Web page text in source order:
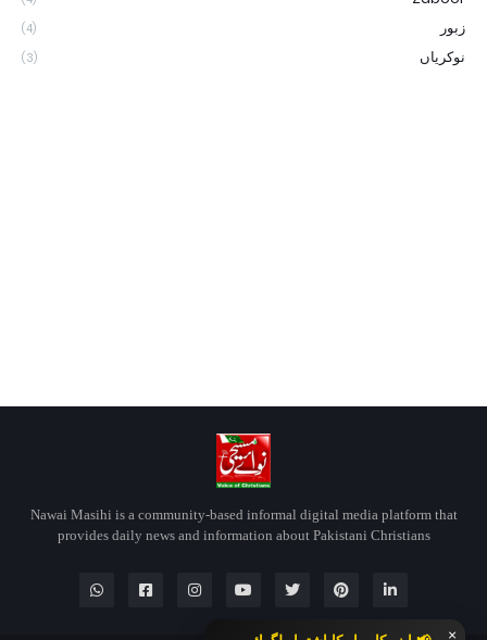
×
زبور (4)
نوکریاں (3)
Nawai Masihi is a community-based informal digital media platform that
provides daily news and information about Pakistani Christians